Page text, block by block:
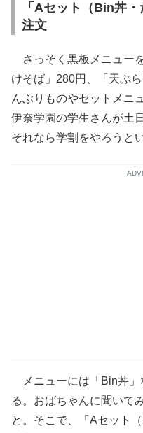
「Aセット（Bin丼
注文
さっそく黒板メニュー
けそば」280円、「天ぷ
んぶりものやセットメニ
伊奈学園の学生さんが土
それなら学割をやろうと
メニューには「Bin丼」
る。おばちゃんに聞いて
と。そこで、「Aセット